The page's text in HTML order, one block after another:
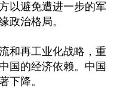
以避免遭进一步的军
政治格局。
和再工业化战略，重
国的经济依赖。中国
下降。